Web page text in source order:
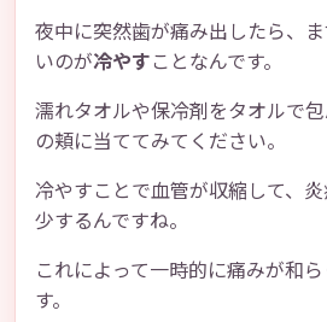
夜中に突然歯が痛み出したら、
いのが冷やすことなんです。
濡れタオルや保冷剤をタオルで
の頬に当ててみてください。
冷やすことで血管が収縮して、
少するんですね。
これによって一時的に痛みが和
す。